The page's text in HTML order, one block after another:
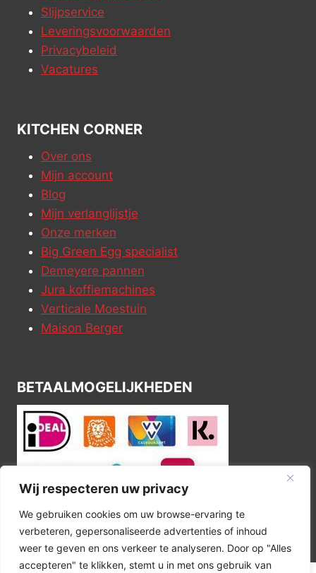
Wij respecteren uw privacy
We gebruiken cookies om uw browse-ervaring te
verbeteren, gepersonaliseerde advertenties of inhoud
weer te geven en ons verkeer te analyseren. Door op "Alles
accepteren" te klikken, stemt u in met ons gebruik van
Slijpservice
Leveringsvoorwaarden
Privacybeleid
Vacatures
KITCHEN CORNER
Over ons
Mijn account
Blog
Mijn verlanglijstje
Onze merken
Big Green Egg specialist
Demeyere pannen
Jura koffiemachines
Verticale Moestuin
Maison Berger
BETAALMOGELIJKHEDEN